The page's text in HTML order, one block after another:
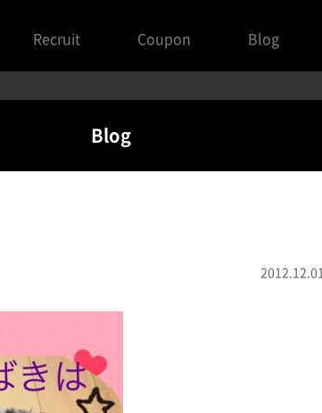
Recruit Coupon Blog
Blog
2012.12.01